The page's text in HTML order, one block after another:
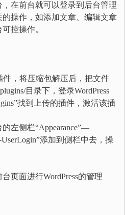
在前台就可以登录到后台管理
操作，如添加文章、编辑文章
控操作。
件，将压缩包解压后，把文件
目录下，登录WordPress
找到上传的插件，激活该插
左侧栏“Appearance”—
UserLogin”添加到侧栏中去，操
页面进行WordPress的管理